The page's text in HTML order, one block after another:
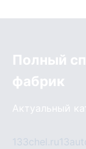
Полный
фабрик
Актуальный
133chel.ru